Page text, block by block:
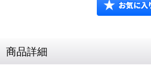
商品詳細